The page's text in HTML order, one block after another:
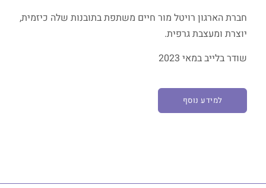
חברת הארגון רויטל מור חיים משתפת בתובנות שלה כיזמית,
יוצרת ומעצבת גרפית.
שודר בלייב במאי 2023
למידע נוסף